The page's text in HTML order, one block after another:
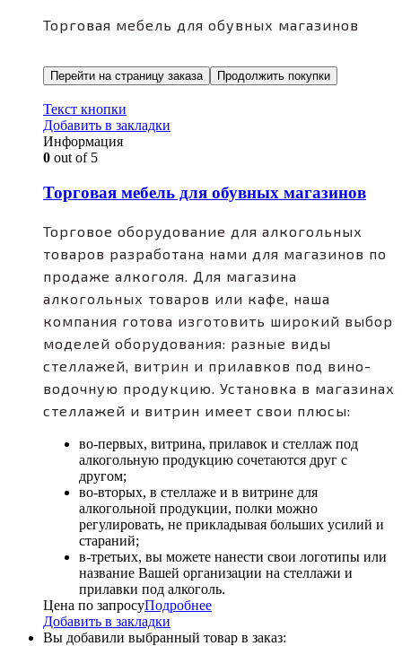
Торговая мебель для обувных магазинов
Перейти на страницу заказа Продолжить покупки
Текст кнопки
Добавить в закладки
Информация
0 out of 5
Торговая мебель для обувных магазинов
Торговое оборудование для алкогольных
товаров разработана нами для магазинов по
продаже алкоголя. Для магазина
алкогольных товаров или кафе, наша
компания готова изготовить широкий выбор
моделей оборудования: разные виды
стеллажей, витрин и прилавков под вино-
водочную продукцию. Установка в магазинах
стеллажей и витрин имеет свои плюсы:
во-первых, витрина, прилавок и стеллаж под
алкогольную продукцию сочетаются друг с
другом;
во-вторых, в стеллаже и в витрине для
алкогольной продукции, полки можно
регулировать, не прикладывая больших усилий и
стараний;
в-третьих, вы можете нанести свои логотипы или
название Вашей организации на стеллажи и
прилавки под алкоголь.
Цена по запросуПодробнее
Добавить в закладки
Вы добавили выбранный товар в заказ: